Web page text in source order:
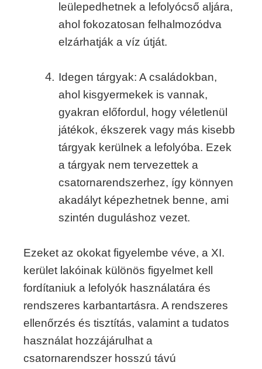
leülepedhetnek a lefolyócső aljára,
ahol fokozatosan felhalmozódva
elzárhatják a víz útját.
Idegen tárgyak: A családokban,
ahol kisgyermekek is vannak,
gyakran előfordul, hogy véletlenül
játékok, ékszerek vagy más kisebb
tárgyak kerülnek a lefolyóba. Ezek
a tárgyak nem tervezettek a
csatornarendszerhez, így könnyen
akadályt képezhetnek benne, ami
szintén duguláshoz vezet.
Ezeket az okokat figyelembe véve, a XI.
kerület lakóinak különös figyelmet kell
fordítaniuk a lefolyók használatára és
rendszeres karbantartásra. A rendszeres
ellenőrzés és tisztítás, valamint a tudatos
használat hozzájárulhat a
csatornarendszer hosszú távú